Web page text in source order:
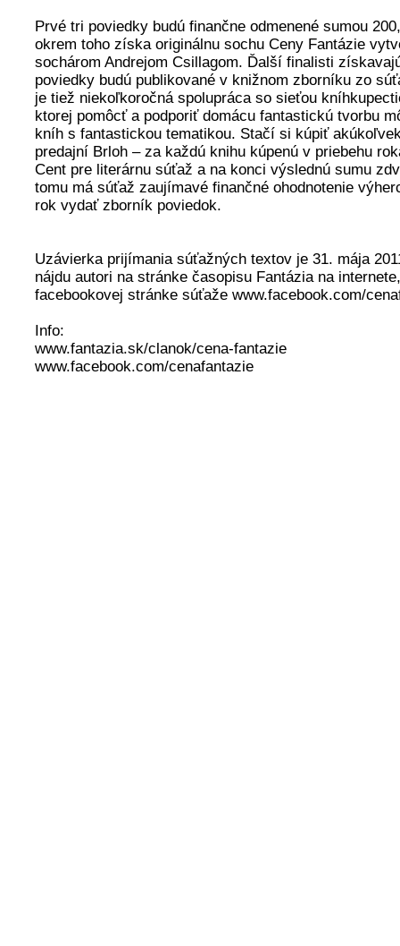
Prvé tri poviedky budú finančne odmenené sumou
okrem toho získa originálnu sochu Ceny Fantázie
sochárom Andrejom Csillagom. Ďalší finalisti
poviedky budú publikované v knižnom zborníku zo
je tiež niekoľkoročná spolupráca so sieťou
ktorej pomôcť a podporiť domácu fantastickú tvorbu
kníh s fantastickou tematikou. Stačí si kúpiť
predajní Brloh – za každú knihu kúpenú v priebehu
Cent pre literárnu súťaž a na konci výslednú sumu
tomu má súťaž zaujímavé finančné ohodnotenie
rok vydať zborník poviedok.
Uzávierka prijímania súťažných textov je 31. mája
nájdu autori na stránke časopisu Fantázia na
facebookovej stránke súťaže www.facebook.com/
Info:
www.fantazia.sk/clanok/cena-fantazie
www.facebook.com/cenafantazie